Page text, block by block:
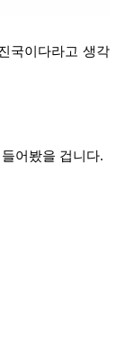
국이다라고 생각
어봤을 겁니다.